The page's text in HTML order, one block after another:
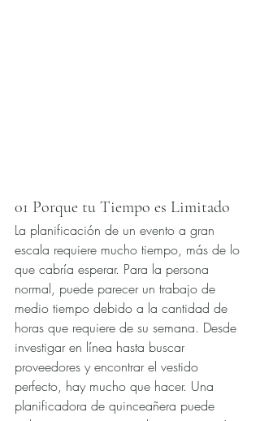
01 Porque tu Tiempo es Limitado
La planificación de un evento a gran
escala requiere mucho tiempo, más de lo
que cabría esperar. Para la persona
normal, puede parecer un trabajo de
medio tiempo debido a la cantidad de
horas que requiere de su semana. Desde
investigar en línea hasta buscar
proveedores y encontrar el vestido
perfecto, hay mucho que hacer. Una
planificadora de quinceañera puede